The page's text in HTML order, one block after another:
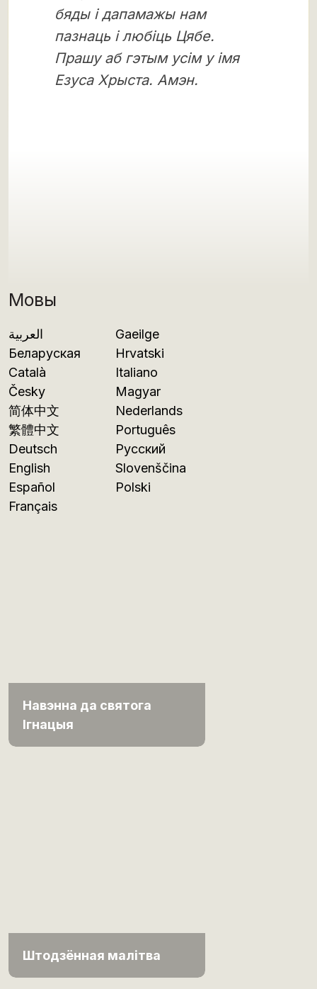
Мовы
العربية
Беларуская
Català
Česky
简体中文
繁體中文
Deutsch
English
Español
Français
Gaeilge
Hrvatski
Italiano
Magyar
Nederlands
Português
Русский
Slovenščina
Polski
Навэнна да святога
Ігнацыя
Штодзённая малітва
бяды і дапамажы нам
пазнаць і любіць Цябе.
Прашу аб гэтым усім у імя
Езуса Хрыста. Амэн.